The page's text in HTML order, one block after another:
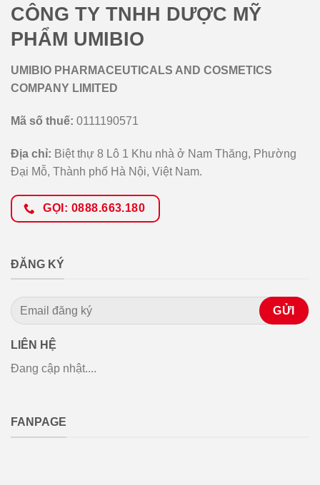
CÔNG TY TNHH DƯỢC MỸ
PHẨM UMIBIO
UMIBIO PHARMACEUTICALS AND COSMETICS
COMPANY LIMITED
Mã số thuế: 0111190571
Địa chỉ: Biệt thự 8 Lô 1 Khu nhà ở Nam Thăng, Phường
Đại Mỗ, Thành phố Hà Nội, Việt Nam.
GỌI: 0888.663.180
ĐĂNG KÝ
LIÊN HỆ
Đang cập nhật....
FANPAGE